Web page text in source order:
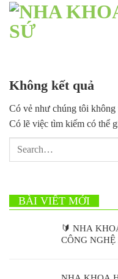
Chuyển
nội
BÀI VIẾT MỚI
🔰 NHA
CÔNG
Không kết quả
Có vẻ như chúng tôi
Có lẽ việc tìm kiếm có thể